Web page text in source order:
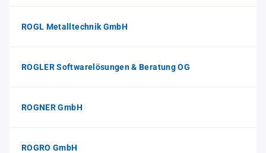
ROGL Metalltechnik GmbH
ROGLER Softwarelösungen & Beratung OG
ROGNER GmbH
ROGRO GmbH